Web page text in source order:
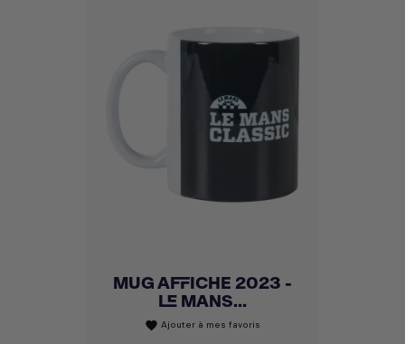
MUG AFFICHE 2023 -
LE MANS...
favorite Ajouter à mes favoris